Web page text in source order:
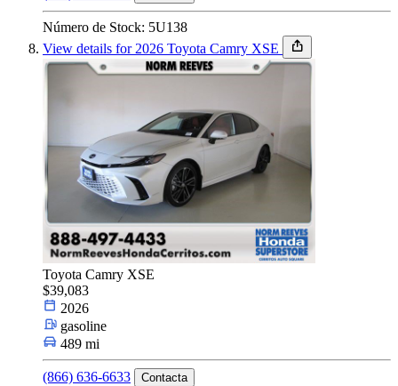
Número de Stock: 5U138
View details for 2026 Toyota Camry XSE
Toyota Camry XSE
$39,083
2026
gasoline
489 mi
(866) 636-6633 Contacta